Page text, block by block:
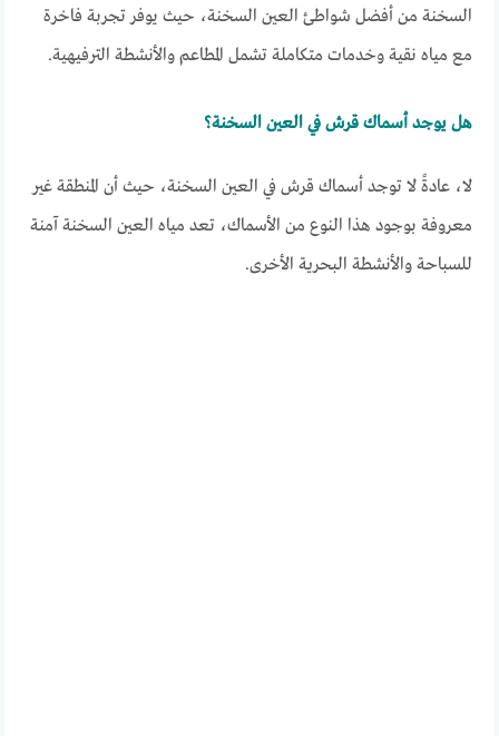
السخنة من أفضل شواطئ العين السخنة، حيث يوفر تجربة فاخرة
مع مياه نقية وخدمات متكاملة تشمل المطاعم والأنشطة الترفيهية.
هل يوجد أسماك قرش في العين السخنة؟
لا، عادةً لا توجد أسماك قرش في العين السخنة، حيث أن المنطقة غير
معروفة بوجود هذا النوع من الأسماك، تعد مياه العين السخنة آمنة
للسباحة والأنشطة البحرية الأخرى.